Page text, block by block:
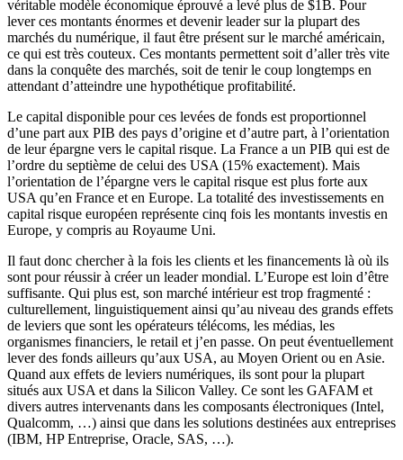
véritable modèle économique éprouvé a levé plus de $1B. Pour
lever ces montants énormes et devenir leader sur la plupart des
marchés du numérique, il faut être présent sur le marché américain,
ce qui est très couteux. Ces montants permettent soit d’aller très vite
dans la conquête des marchés, soit de tenir le coup longtemps en
attendant d’atteindre une hypothétique profitabilité.
Le capital disponible pour ces levées de fonds est proportionnel
d’une part aux PIB des pays d’origine et d’autre part, à l’orientation
de leur épargne vers le capital risque. La France a un PIB qui est de
l’ordre du septième de celui des USA (15% exactement). Mais
l’orientation de l’épargne vers le capital risque est plus forte aux
USA qu’en France et en Europe. La totalité des investissements en
capital risque européen représente cinq fois les montants investis en
Europe, y compris au Royaume Uni.
Il faut donc chercher à la fois les clients et les financements là où ils
sont pour réussir à créer un leader mondial. L’Europe est loin d’être
suffisante. Qui plus est, son marché intérieur est trop fragmenté :
culturellement, linguistiquement ainsi qu’au niveau des grands effets
de leviers que sont les opérateurs télécoms, les médias, les
organismes financiers, le retail et j’en passe. On peut éventuellement
lever des fonds ailleurs qu’aux USA, au Moyen Orient ou en Asie.
Quand aux effets de leviers numériques, ils sont pour la plupart
situés aux USA et dans la Silicon Valley. Ce sont les GAFAM et
divers autres intervenants dans les composants électroniques (Intel,
Qualcomm, …) ainsi que dans les solutions destinées aux entreprises
(IBM, HP Entreprise, Oracle, SAS, …).